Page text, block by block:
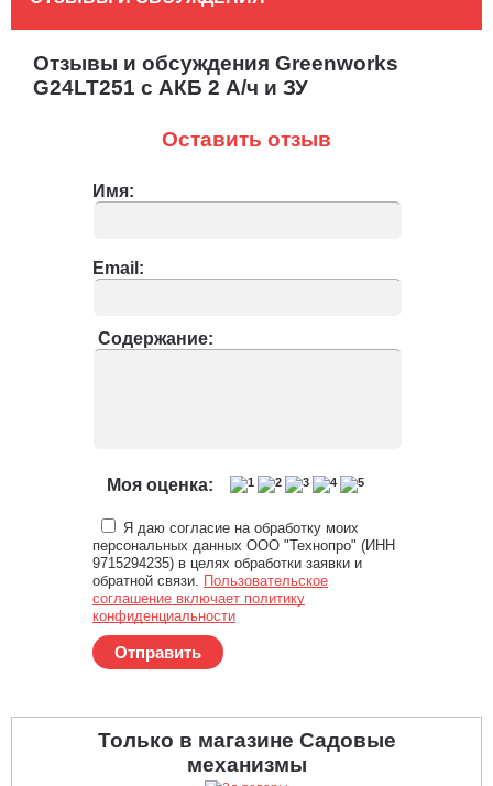
Отзывы и обсуждения Greenworks
G24LT251 с АКБ 2 А/ч и ЗУ
Оставить отзыв
Имя:
Email:
Содержание:
Моя оценка:
Я даю согласие на обработку моих
персональных данных ООО "Технопро" (ИНН
9715294235) в целях обработки заявки и
обратной связи. Пользовательское
соглашение включает политику
конфиденциальности
Отправить
Только в магазине Садовые
механизмы